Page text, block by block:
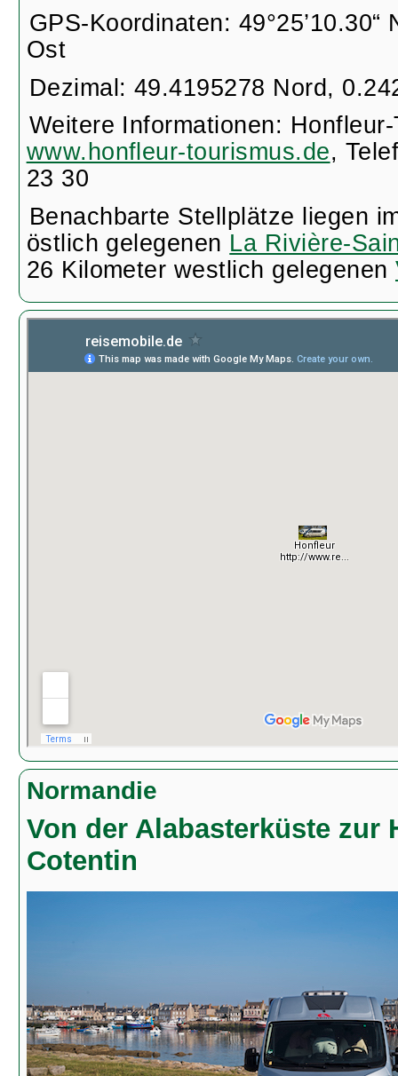
GPS-Koordinaten: 49°25’10.30“
Ost
Dezimal: 49.4195278 Nord,
Weitere Informationen:
www.honfleur-tourismus.de,
23 30
Benachbarte Stellplätze liegen
östlich gelegenen La Rivière-
26 Kilometer westlich gelegenen
Normandie
Von der Alabasterküste zur
Cotentin